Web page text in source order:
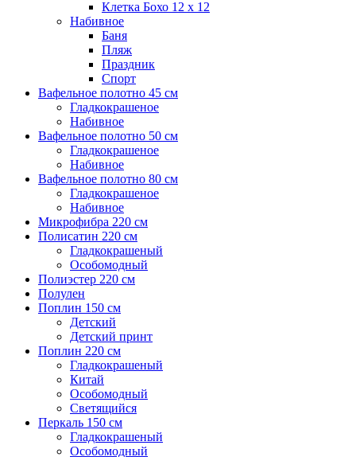
Клетка Бохо 12 x 12
Набивное
Баня
Пляж
Праздник
Спорт
Вафельное полотно 45 см
Гладкокрашеное
Набивное
Вафельное полотно 50 см
Гладкокрашеное
Набивное
Вафельное полотно 80 см
Гладкокрашеное
Набивное
Микрофибра 220 см
Полисатин 220 см
Гладкокрашеный
Особомодный
Полиэстер 220 см
Полулен
Поплин 150 см
Детский
Детский принт
Поплин 220 см
Гладкокрашеный
Китай
Особомодный
Светящийся
Перкаль 150 см
Гладкокрашеный
Особомодный